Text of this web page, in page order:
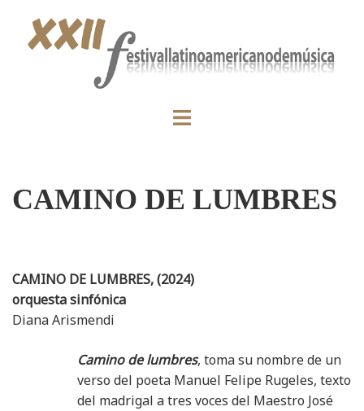
CAMINO DE LUMBRES
CAMINO DE LUMBRES, (2024)
orquesta sinfónica
Diana Arismendi
Camino de lumbres, toma su nombre de un
verso del poeta Manuel Felipe Rugeles, texto
del madrigal a tres voces del Maestro José